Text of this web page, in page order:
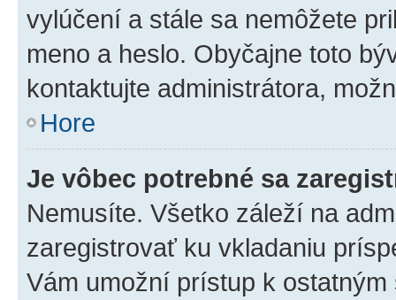
vylúčení a stále sa nemôžete
meno a heslo. Obyčajne toto
kontaktujte administrátora,
Hore
Je vôbec potrebné sa
Nemusíte. Všetko záleží na
zaregistrovať ku vkladaniu
Vám umožní prístup k